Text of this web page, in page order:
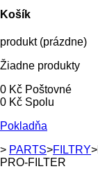
Košík
produkt (prázdne)
Žiadne produkty
0 Kč Poštovné
0 Kč Spolu
Pokladňa
> PARTS>FILTRY>
PRO-FILTER